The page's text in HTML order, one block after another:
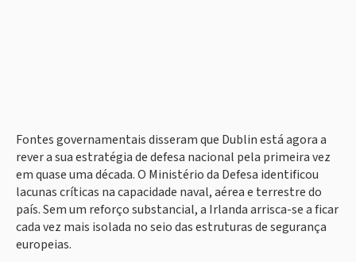
Fontes governamentais disseram que Dublin está agora a
rever a sua estratégia de defesa nacional pela primeira vez
em quase uma década. O Ministério da Defesa identificou
lacunas críticas na capacidade naval, aérea e terrestre do
país. Sem um reforço substancial, a Irlanda arrisca-se a ficar
cada vez mais isolada no seio das estruturas de segurança
europeias.